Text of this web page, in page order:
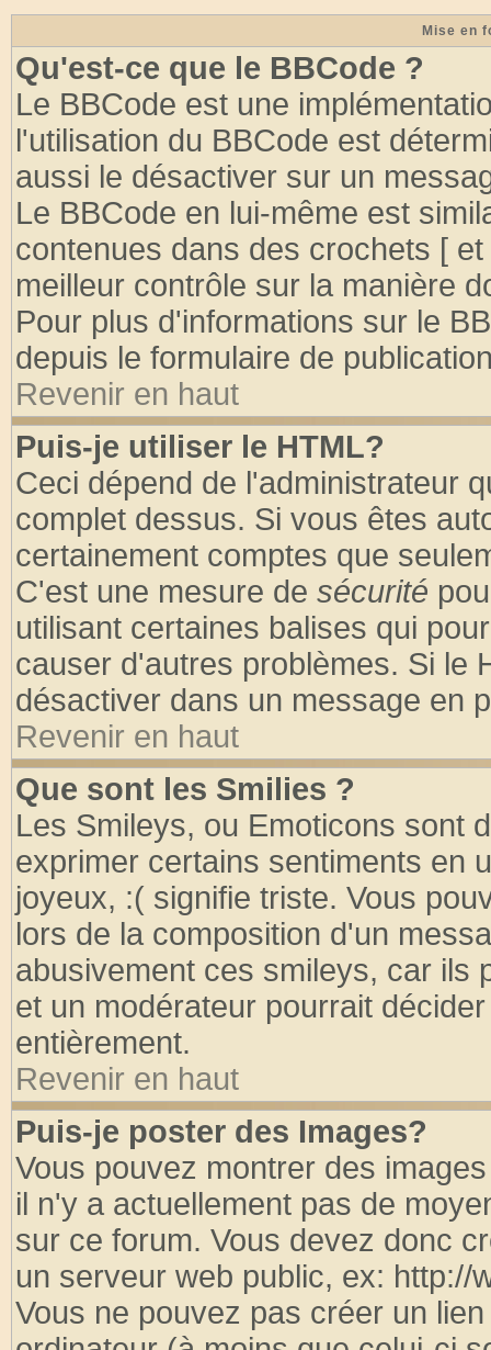
Mise en
Qu'est-ce que le BBCode ?
Le BBCode est une
l'utilisation du BBCode est
aussi le désactiver sur un
Le BBCode en lui-même est
contenues dans des crochets [
meilleur contrôle sur la manière
Pour plus d'informations sur le
depuis le formulaire de
Revenir en haut
Puis-je utiliser le HTML?
Ceci dépend de l'administrateur
complet dessus. Si vous êtes
certainement comptes que
C'est une mesure de sécurité
utilisant certaines balises qui
causer d'autres problèmes. Si le
désactiver dans un message en
Revenir en haut
Que sont les Smilies ?
Les Smileys, ou Emoticons sont
exprimer certains sentiments en
joyeux, :( signifie triste. Vous
lors de la composition d'un
abusivement ces smileys, car ils
et un modérateur pourrait
entièrement.
Revenir en haut
Puis-je poster des Images?
Vous pouvez montrer des
il n'y a actuellement pas de
sur ce forum. Vous devez donc
un serveur web public, ex: http://
Vous ne pouvez pas créer un